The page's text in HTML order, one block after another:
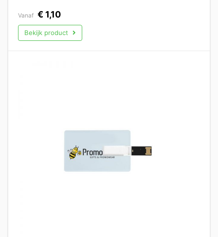
Vanaf € 1,10
Bekijk product